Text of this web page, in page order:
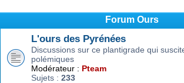
Forum Ours
L'ours des Pyrénées
Discussions sur ce plantigrade qui
polémiques
Modérateur : Pteam
Sujets : 233